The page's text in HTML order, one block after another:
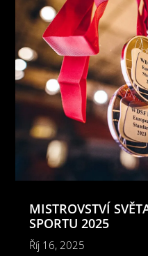
MISTROVSTVÍ
SPORTU 2025
Říj 16, 2025